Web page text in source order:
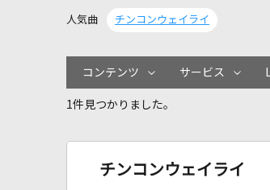
人気曲 チンコンウェイライ
コンテンツ サービス
1件見つかりました。
チンコンウェイライ